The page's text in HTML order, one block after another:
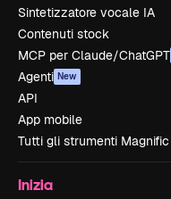
Sintetizzatore vocale IA
Contenuti stock
MCP per Claude/ChatGPT
Agenti New
API
App mobile
Tutti gli strumenti Magnific
Inizia